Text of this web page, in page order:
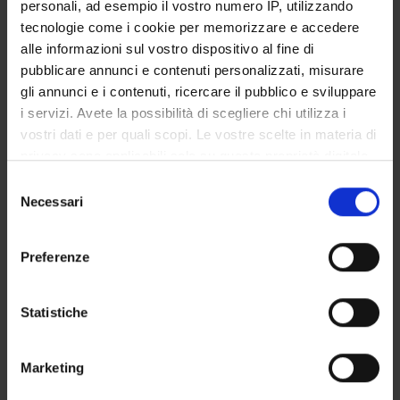
personali, ad esempio il vostro numero IP, utilizzando
tecnologie come i cookie per memorizzare e accedere
alle informazioni sul vostro dispositivo al fine di
pubblicare annunci e contenuti personalizzati, misurare
gli annunci e i contenuti, ricercare il pubblico e sviluppare
i servizi. Avete la possibilità di scegliere chi utilizza i
vostri dati e per quali scopi. Le vostre scelte in materia di
modificare o revocare il proprio consenso in qualsiasi
momento dalla Dichiarazione sui cookie o facendo clic
raccogliere informazioni sulla tua posizione
geografica, con un'approssimazione di qualche
Identificare il tuo dispositivo, scansionandolo
delNecessari
Preferenze
Statistiche
Marketing
ENTI FINANZIATORI:
Bio-Pre Srl
Finanziamento:assegnato e gestito dal Dipartimento
PARTECIPANTI AL PROGETTO
Professore associato
Professore ordinario
COLLABORATORI ESTERNI